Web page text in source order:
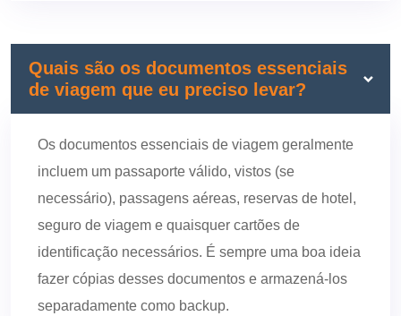
Quais são os documentos essenciais
de viagem que eu preciso levar?
Os documentos essenciais de viagem geralmente
incluem um passaporte válido, vistos (se
necessário), passagens aéreas, reservas de hotel,
seguro de viagem e quaisquer cartões de
identificação necessários. É sempre uma boa ideia
fazer cópias desses documentos e armazená-los
separadamente como backup.